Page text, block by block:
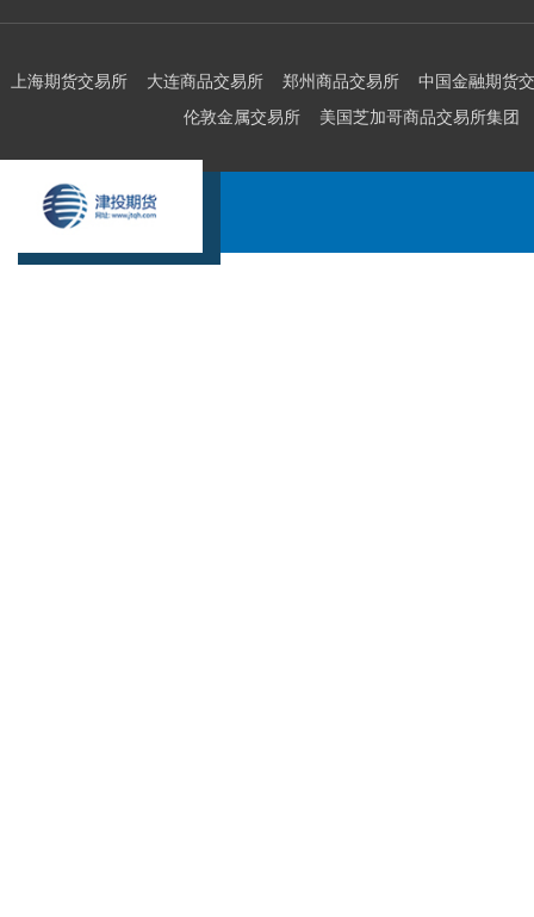
上海期货交易所 大连商品交易所 郑州商品交易所
中国金融期货
伦敦金属交易所
美国芝加哥商品交易所集团